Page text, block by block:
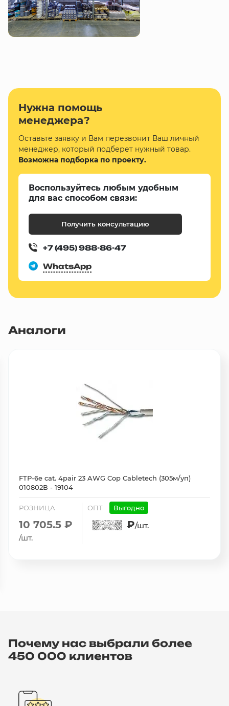
Нужна помощь
менеджера?
Оставьте заявку и Вам перезвонит Ваш личный
менеджер, который подберет нужный товар.
Возможна подборка по проекту.
Воспользуйтесь любым удобным
для вас способом связи:
Получить консультацию
+7 (495) 988-86-47
WhatsApp
Аналоги
FTP-6e cat. 4pair 23 AWG Cop Cabletech (305м/уп)
010802В - 19104
РОЗНИЦА
10 705.5 ₽
/шт.
ОПТ Выгодно
₽/шт.
Почему нас выбрали более
450 000 клиентов